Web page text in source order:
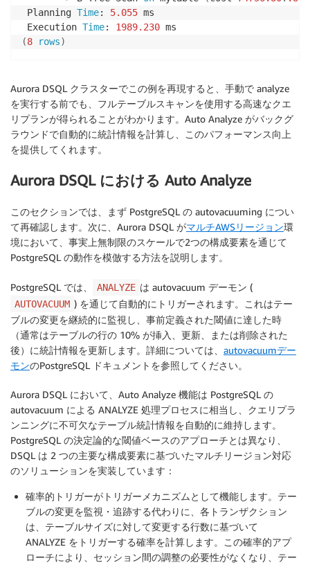
Planning Time: 5.055 ms
Execution Time: 1989.230
(8 rows)
Aurora DSQL クラスターでこの例を再現すると、手動で analyze
を実行する前でも、フルテーブルスキャンを使用する高速なクエ
リプランが得られることがわかります。Auto Analyze がバックグ
ラウンドで自動的に統計情報を計算し、このパフォーマンス向上
を提供してくれます。
Aurora DSQL における Auto Analyze
このセクションでは、まず PostgreSQL の autovacuuming につい
て再確認します。次に、Aurora DSQL がマルチAWSリージョン環
境において、事実上無制限のスケールで2つの構成要素を通じて
PostgreSQL の動作を模倣する方法を説明します。
PostgreSQL では、 ANALYZE は autovacuum デーモン (
AUTOVACUUM ) を通じて自動的にトリガーされます。これはテー
ブルの変更を継続的に監視し、事前定義された閾値に達した時
（通常はテーブルの行の 10% が挿入、更新、または削除された
後）に統計情報を更新します。詳細については、 autovacuumデー
モンのPostgreSQL ドキュメントを参照してください。
Aurora DSQL において、Auto Analyze 機能は PostgreSQL の
autovacuum による ANALYZE 処理プロセスに相当し、クエリプラ
ンニングに不可欠なテーブル統計情報を自動的に維持します。
PostgreSQL の決定論的な閾値ベースのアプローチとは異なり、
DSQL は 2 つの主要な構成要素に基づいたマルチリージョン対応
のソリューションを実装しています：
確率的トリガーがトリガーメカニズムとして機能します。テー
ブルの変更を監視・追跡する代わりに、各トランザクション
は、テーブルサイズに対して変更する行数に基づいて
ANALYZE をトリガーする確率を計算します。この確率的アプ
ローチにより、セッション間の調整の必要性がなくなり、テー